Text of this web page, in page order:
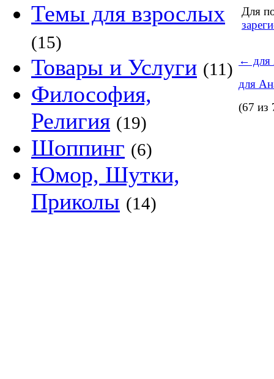
Темы для взрослых
(15)
Товары и Услуги (11)
Философия,
Религия (19)
Шоппинг (6)
Юмор, Шутки,
Приколы (14)
Для
← для
для
(67 из